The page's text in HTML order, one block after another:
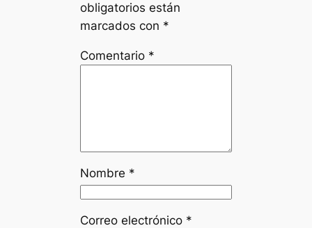
obligatorios están
marcados con *
Comentario *
Nombre *
Correo electrónico *